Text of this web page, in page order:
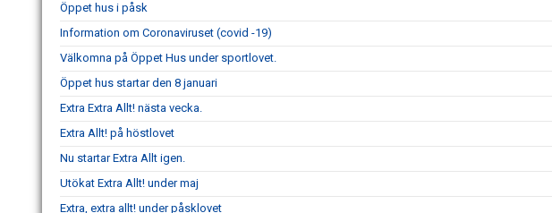
Öppet hus i påsk
Information om Coronaviruset (covid -19)
Välkomna på Öppet Hus under sportlovet.
Öppet hus startar den 8 januari
Extra Extra Allt! nästa vecka.
Extra Allt! på höstlovet
Nu startar Extra Allt igen.
Utökat Extra Allt! under maj
Extra, extra allt! under påsklovet